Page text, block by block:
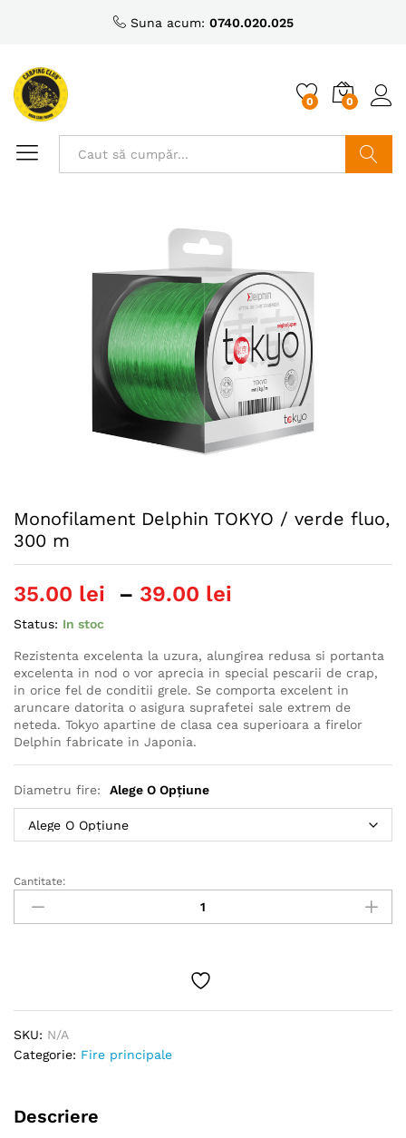
Suna acum: 0740.020.025
0 0
Monofilament Delphin TOKYO / verde fluo,
300 m
35.00 lei – 39.00 lei
35.00 lei
până
la
39.00 lei
Status: In stoc
Rezistenta excelenta la uzura, alungirea redusa si portanta
excelenta in nod o vor aprecia in special pescarii de crap,
in orice fel de conditii grele. Se comporta excelent in
aruncare datorita o asigura suprafetei sale extrem de
neteda. Tokyo apartine de clasa cea superioara a firelor
Delphin fabricate in Japonia.
Diametru fire: Alege O Opțiune
Monofilament
Delphin
TOKYO
quantity
Cantitate:
SKU: N/A
Categorie: Fire principale
Descriere